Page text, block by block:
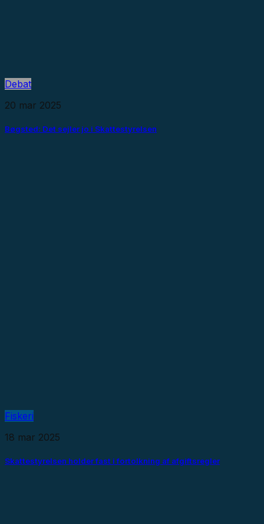
Debat
20 mar 2025
Bøgsted: Det sejler jo i Skattestyrelsen
Fiskeri
18 mar 2025
Skattestyrelsen holder fast i fortolkning af afgiftsregler